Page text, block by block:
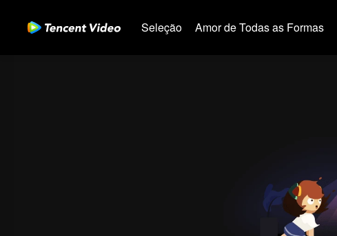
Seleção Amor de Todas as Formas